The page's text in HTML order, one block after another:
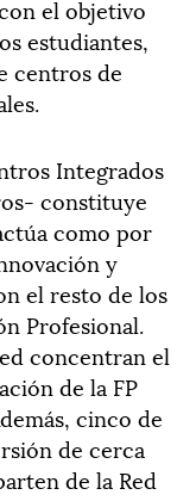
el objetivo
estudiantes,
centros de
Integrados
constituye
como por
y
el resto de los
Profesional.
concentran el
de la FP
cinco de
de cerca
de la Red